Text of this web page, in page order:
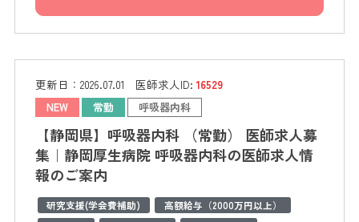
更新日： 2026.07.01 医師求人ID:16529
NEW 常勤 呼吸器内科
【静岡県】呼吸器内科 （常勤） 医師求人募
集｜静岡厚生病院 呼吸器内科の医師求人情
報のご案内
研究支援(学会費補助)
高額給与（2000万円以上）